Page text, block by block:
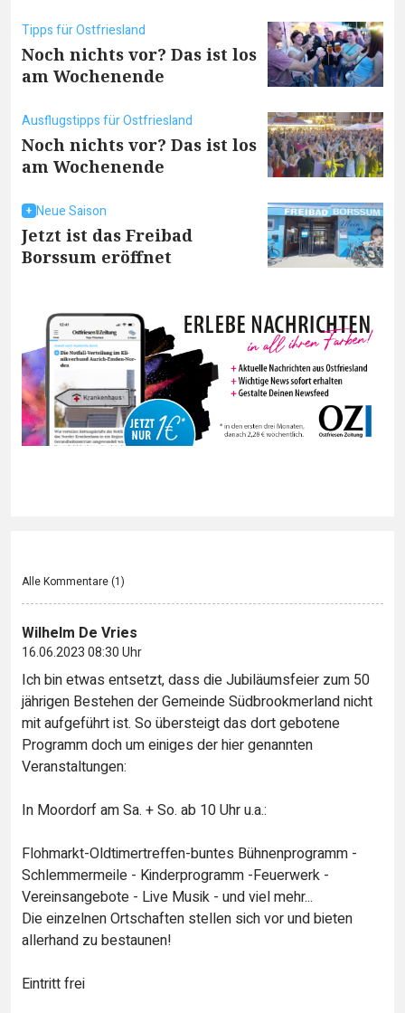
Tipps für Ostfriesland
Noch nichts vor? Das ist los
am Wochenende
Ausflugstipps für Ostfriesland
Noch nichts vor? Das ist los
am Wochenende
Neue Saison
Jetzt ist das Freibad
Borssum eröffnet
Alle Kommentare (1)
Wilhelm De Vries
16.06.2023 08:30 Uhr
Ich bin etwas entsetzt, dass die Jubiläumsfeier zum 50
jährigen Bestehen der Gemeinde Südbrookmerland nicht
mit aufgeführt ist. So übersteigt das dort gebotene
Programm doch um einiges der hier genannten
Veranstaltungen:
In Moordorf am Sa. + So. ab 10 Uhr u.a.:
Flohmarkt-Oldtimertreffen-buntes Bühnenprogramm -
Schlemmermeile - Kinderprogramm -Feuerwerk -
Vereinsangebote - Live Musik - und viel mehr...
Die einzelnen Ortschaften stellen sich vor und bieten
allerhand zu bestaunen!
Eintritt frei